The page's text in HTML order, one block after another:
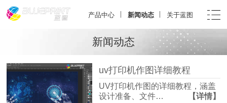
产品中心 新闻动态 关于蓝图
新闻动态
uv打印机作图详细教程
UV打印机作图的详细教程，涵盖
设计准备、文件…
【详情】